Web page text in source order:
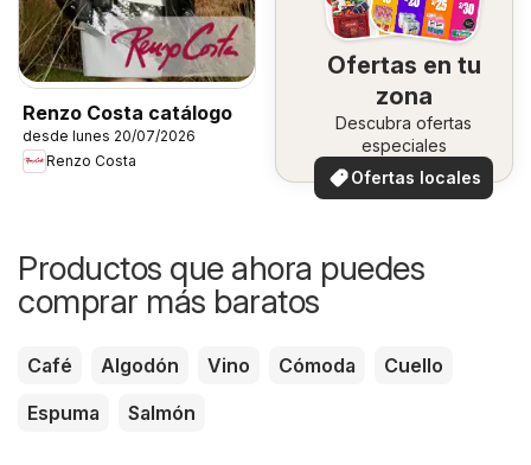
Renzo Costa catálogo
desde lunes 20/07/2026
Renzo Costa
Ofertas en tu
zona
Descubra ofertas
especiales
Ofertas locales
Productos que ahora puedes
comprar más baratos
Café Algodón Vino Cómoda
Cuello
Espuma
Salmón